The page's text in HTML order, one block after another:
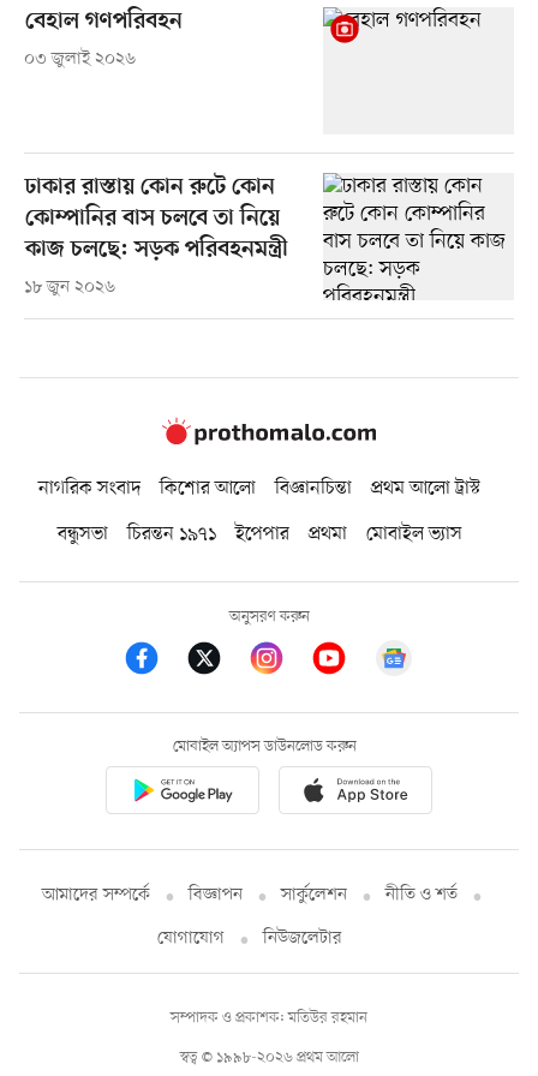
বেহাল গণপরিবহন
০৩ জুলাই ২০২৬
ঢাকার রাস্তায় কোন রুটে কোন
কোম্পানির বাস চলবে তা নিয়ে
কাজ চলছে: সড়ক পরিবহনমন্ত্রী
১৮ জুন ২০২৬
নাগরিক সংবাদ কিশোর আলো বিজ্ঞানচিন্তা
প্রথম আলো ট্রাস্ট
বন্ধুসভা
চিরন্তন ১৯৭১ ইপেপার প্রথমা মোবাইল ভ্যাস
অনুসরণ করুন
মোবাইল অ্যাপস ডাউনলোড করুন
আমাদের সম্পর্কে বিজ্ঞাপন সার্কুলেশন
নীতি ও শর্ত
যোগাযোগ
নিউজলেটার
স্বত্ব © ১৯৯৮-২০২৬ প্রথম আলো
সম্পাদক ও প্রকাশক: মতিউর রহমান